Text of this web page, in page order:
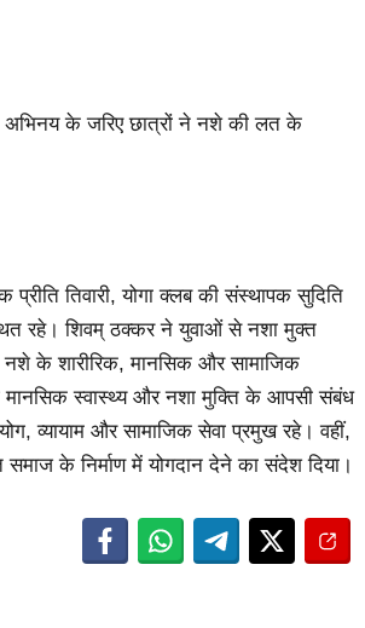
अभिनय के जरिए छात्रों ने नशे की लत के
तिवारी, योगा क्लब की संस्थापक सुदिति
रहे। शिवम् ठक्कर ने युवाओं से नशा मुक्त
नशे के शारीरिक, मानसिक और सामाजिक
मानसिक स्वास्थ्य और नशा मुक्ति के आपसी संबंध
व्यायाम और सामाजिक सेवा प्रमुख रहे। वहीं,
के निर्माण में योगदान देने का संदेश दिया।